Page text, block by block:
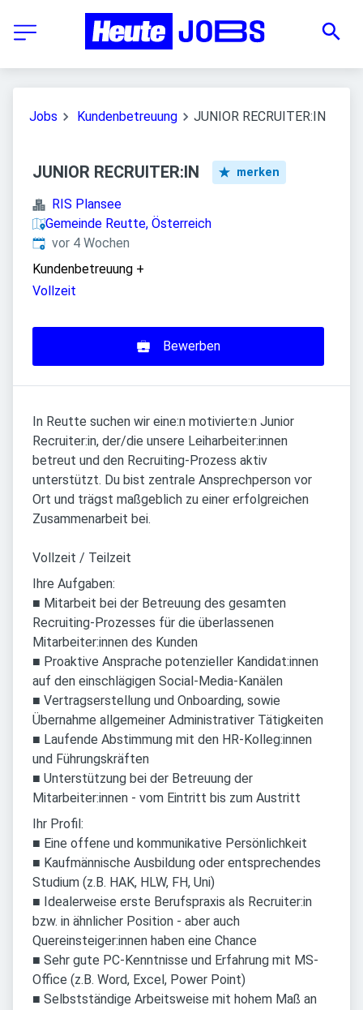
Jobs Kundenbetreuung JUNIOR RECRUITER:IN
JUNIOR RECRUITER:IN merken
RIS Plansee
Gemeinde Reutte, Österreich
Veröffentlicht:
vor 4 Wochen
Kundenbetreuung +
Vollzeit
Bewerben
In Reutte suchen wir eine:n motivierte:n Junior
Recruiter:in, der/die unsere Leiharbeiter:innen
betreut und den Recruiting-Prozess aktiv
unterstützt. Du bist zentrale Ansprechperson vor
Ort und trägst maßgeblich zu einer erfolgreichen
Zusammenarbeit bei.
Vollzeit / Teilzeit
Ihre Aufgaben:
■ Mitarbeit bei der Betreuung des gesamten
Recruiting-Prozesses für die überlassenen
Mitarbeiter:innen des Kunden
■ Proaktive Ansprache potenzieller Kandidat:innen
auf den einschlägigen Social-Media-Kanälen
■ Vertragserstellung und Onboarding, sowie
Übernahme allgemeiner Administrativer Tätigkeiten
■ Laufende Abstimmung mit den HR-Kolleg:innen
und Führungskräften
■ Unterstützung bei der Betreuung der
Mitarbeiter:innen - vom Eintritt bis zum Austritt
Ihr Profil:
■ Eine offene und kommunikative Persönlichkeit
■ Kaufmännische Ausbildung oder entsprechendes
Studium (z.B. HAK, HLW, FH, Uni)
■ Idealerweise erste Berufspraxis als Recruiter:in
bzw. in ähnlicher Position - aber auch
Quereinsteiger:innen haben eine Chance
■ Sehr gute PC-Kenntnisse und Erfahrung mit MS-
Office (z.B. Word, Excel, Power Point)
■ Selbstständige Arbeitsweise mit hohem Maß an